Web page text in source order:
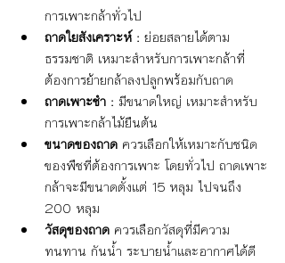
การเพาะกล้าทั่วไป
ถาดใยสังเคราะห์ : ย่อยสลายได้ตาม
ธรรมชาติ เหมาะสำหรับการเพาะกล้าที่
ต้องการย้ายกล้าลงปลูกพร้อมกับถาด
ถาดเพาะชำ : มีขนาดใหญ่ เหมาะสำหรับ
การเพาะกล้าไม้ยืนต้น
ขนาดของถาด ควรเลือกให้เหมาะกับชนิด
ของพืชที่ต้องการเพาะ โดยทั่วไป ถาดเพาะ
กล้าจะมีขนาดตั้งแต่ 15 หลุม ไปจนถึง
200 หลุม
วัสดุของถาด ควรเลือกวัสดุที่มีความ
ทนทาน กันน้ำ ระบายน้ำและอากาศได้ดี